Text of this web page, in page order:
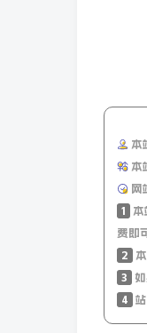
本
本
网
1
费即
2
3
4